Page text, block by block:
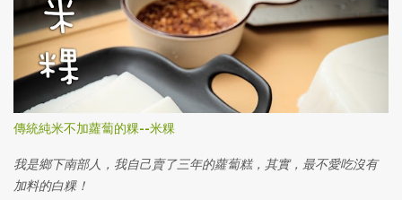
傳統純米不加蘿蔔的粿--米粿
我是鄉下南部人，我自己賣了三年的蘿蔔糕，其實，最不愛吃沒有
加料的白粿！